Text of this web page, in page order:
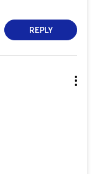
REPLY